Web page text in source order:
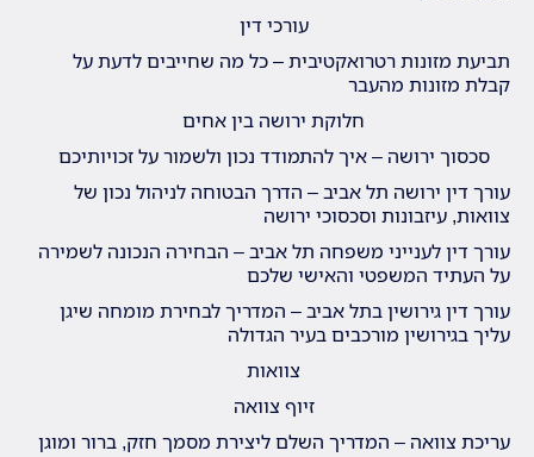
עורכי דין
תביעת מזונות רטרואקטיבית – כל מה שחייבים לדעת על
קבלת מזונות מהעבר
חלוקת ירושה בין אחים
סכסוך ירושה – איך להתמודד נכון ולשמור על זכויותיכם
עורך דין ירושה תל אביב – הדרך הבטוחה לניהול נכון של
צוואות, עיזבונות וסכסוכי ירושה
עורך דין לענייני משפחה תל אביב – הבחירה הנכונה לשמירה
על העתיד המשפטי והאישי שלכם
עורך דין גירושין בתל אביב – המדריך לבחירת מומחה שיגן
עליך בגירושין מורכבים בעיר הגדולה
צוואות
זיוף צוואה
עריכת צוואה – המדריך השלם ליצירת מסמך חזק, ברור ומוגן